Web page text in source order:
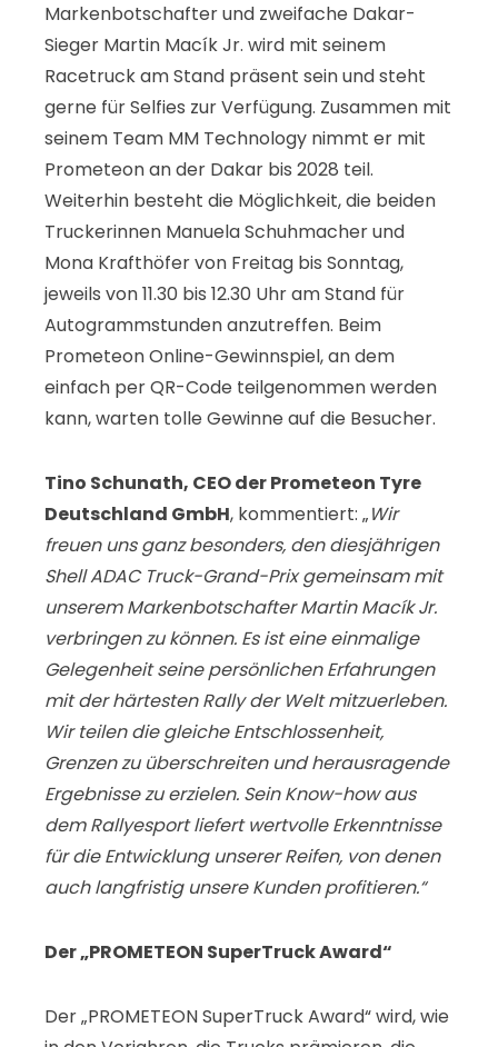
Markenbotschafter und zweifache Dakar-
Sieger Martin Macík Jr. wird mit seinem
Racetruck am Stand präsent sein und steht
gerne für Selfies zur Verfügung. Zusammen mit
seinem Team MM Technology nimmt er mit
Prometeon an der Dakar bis 2028 teil.
Weiterhin besteht die Möglichkeit, die beiden
Truckerinnen Manuela Schuhmacher und
Mona Krafthöfer von Freitag bis Sonntag,
jeweils von 11.30 bis 12.30 Uhr am Stand für
Autogrammstunden anzutreffen. Beim
Prometeon Online-Gewinnspiel, an dem
einfach per QR-Code teilgenommen werden
kann, warten tolle Gewinne auf die Besucher.
Tino Schunath, CEO der Prometeon Tyre
Deutschland GmbH, kommentiert: „Wir
freuen uns ganz besonders, den diesjährigen
Shell ADAC Truck-Grand-Prix gemeinsam mit
unserem MarkenbotschafterMartin MacíkJr.
verbringen zu können. Es ist eine einmalige
Gelegenheit seine persönlichen Erfahrungen
mit der härtesten Rally der Welt mitzuerleben.
Wir teilen die gleiche Entschlossenheit,
Grenzen zu überschreiten und herausragende
Ergebnisse zu erzielen. Sein Know-how aus
dem Rallyesport liefert wertvolle Erkenntnisse
für die Entwicklung unserer Reifen, von denen
auch langfristig unsere Kunden profitieren.“
Der „PROMETEON SuperTruck Award“
Der „PROMETEON SuperTruck Award“ wird, wie